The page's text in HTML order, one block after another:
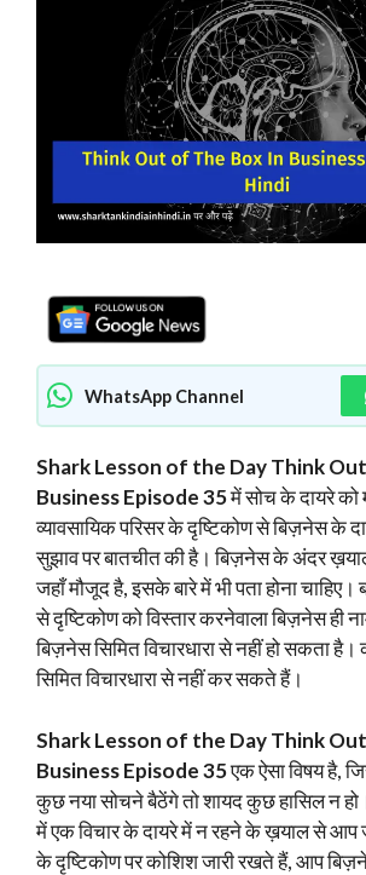
WhatsApp Channel
Shark Lesson of the Day Think
Business Episode 35में सोच के दायरे को
व्यावसायिक परिसर के दृष्टिकोण से बिज़नेस के
सुझाव पर बातचीत की है। बिज़नेस के अंदर
जहाँ मौजूद है, इसके बारे में भी पता होना
से दृष्टिकोण को विस्तार करनेवाला बिज़नेस ही
बिज़नेस सिमित विचारधारा से नहीं हो सकता
सिमित विचारधारा से नहीं कर सकते हैं।
Shark Lesson of the Day Think
Business Episode 35एक ऐसा विषय है,
कुछ नया सोचने बैठेंगे तो शायद कुछ हासिल न
में एक विचार के दायरे में न रहने के ख़याल से
के दृष्टिकोण पर कोशिश जारी रखते हैं, आप